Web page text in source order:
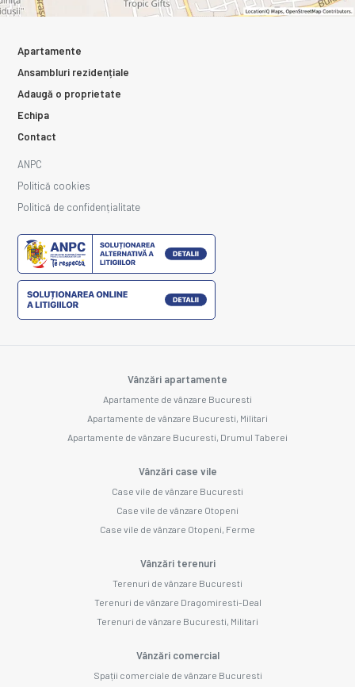
Apartamente
Ansambluri rezidențiale
Adaugă o proprietate
Echipa
Contact
ANPC
Politică cookies
Politică de confidențialitate
Vânzări apartamente
Apartamente de vânzare Bucuresti
Apartamente de vânzare Bucuresti, Militari
Apartamente de vânzare Bucuresti, Drumul Taberei
Vânzări case vile
Case vile de vânzare Bucuresti
Case vile de vânzare Otopeni
Case vile de vânzare Otopeni, Ferme
Vânzări terenuri
Terenuri de vânzare Bucuresti
Terenuri de vânzare Dragomiresti-Deal
Terenuri de vânzare Bucuresti, Militari
Vânzări comercial
Spații comerciale de vânzare Bucuresti